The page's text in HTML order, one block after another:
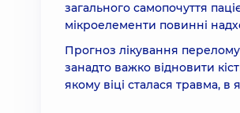
загального самопочуття
мікроелементи повинні
Прогноз лікування
занадто важко відновити
якому віці сталася травма,